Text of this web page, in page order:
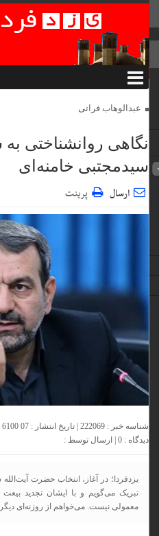
عبدالوهاب فراتی
نگاهی روانشناختی
سیدمجتبی خامنه‌ای
ارسال پرینت
دیدگاه :0 | ارسال توسط :
یزدفردا؛ در آغاز، انتخاب حضرت آیت‌الله
تبریک می‌گویم و با ایشان تجدید بیعت
معمولی نیست. می‌خواهم از روزنه‌ای دیگر